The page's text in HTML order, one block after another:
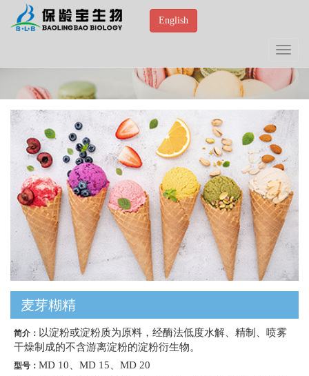
English
Toggle
麦芽糊精
简介： 以淀粉或淀粉质为原料，经酶法低度水解、精制、喷雾
干燥制成的不含游离淀粉的淀粉衍生物。
型号： MD 10、MD 15、MD 20